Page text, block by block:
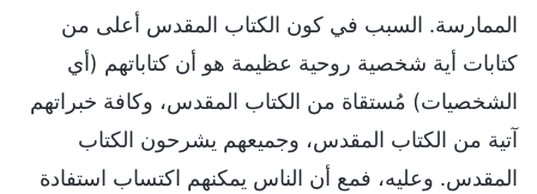
الممارسة. السبب في كون الكتاب المقدس أعلى من
كتابات أية شخصية روحية عظيمة هو أن كتاباتهم (أي
الشخصيات) مُستقاة من الكتاب المقدس، وكافة خبراتهم
آتية من الكتاب المقدس، وجميعهم يشرحون الكتاب
المقدس. وعليه، فمع أن الناس يمكنهم اكتساب استفادة